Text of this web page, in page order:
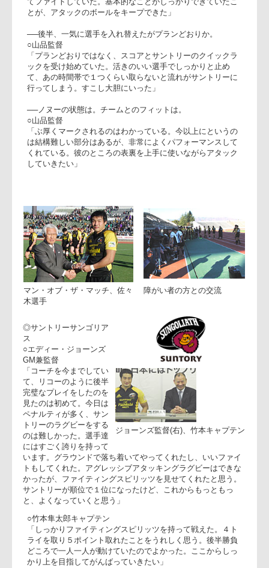
攻撃で自陣に入られトライを取られ、逆にリコーがなかなか
○山品監督
「前半特に多かったのが、ボールキャリーの孤立。サポート
が遅くてクイックボールが出せなかった部分と、前後半共
に、行き過ぎてフィフティ・フィフティ的なパスなどで、余
計にクイックボールが出せず、リズムのいいアタックができ
なかった」
──後半、リコーが継続できるようになった。どういう違い
が。
○山品監督
「ボールキャリーがアグレッシブにサポートが来るまで立っ
──後半、一気に選手を入れ替えたがプランどおりか。
○山品監督
「プランどおりではなく、スコアとサントリーのクイックラ
ックを受け始めていた。活きのいい選手でしっかりと止め
て、あの時間帯で１つくらい取らないと流れがサントリーに
行ってしまう。すこし大胆にいった」
──ノヌーの状態は。チームとのフィットは。
「ぶ厚くマークされるのはわかっている。今以上にというの
は結構難しい部分はあるが、非常によくパフォーマンスして
くれている。彼のところの表裏を上手に使いながらアタック
していきたい」
マン・オブ・ザ・マッチ、佐々
◎サントリーサンゴリア
ス
○エディー・ジョーンズ